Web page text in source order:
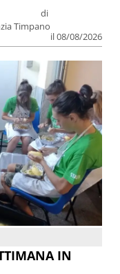
di
Timpano
il 08/08/2026
IN